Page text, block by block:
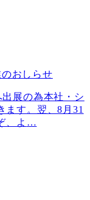
おしらせ
展の為本社・シ
ます。翌、8月31
、よ …